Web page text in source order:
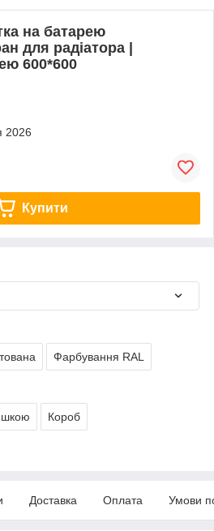
на батарею
для радіатора |
600*600
2026
Купити
Фарбування RAL
Короб
Доставка Оплата Умови